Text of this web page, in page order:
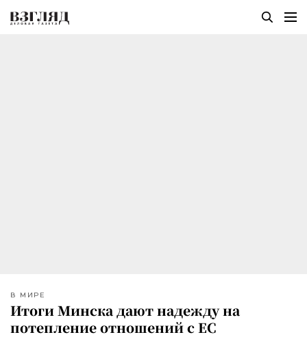
В МИРЕ
Итоги Минска дают надежду на
потепление отношений с ЕС